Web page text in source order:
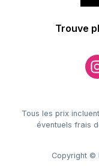
Trouve
Tous les prix
éventuels frais
Copyright ©